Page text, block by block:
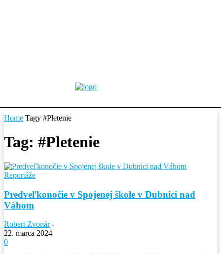
Home Tagy #Pletenie
Tag: #Pletenie
Reportáže
Predveľkonočie v Spojenej škole v Dubnici nad
Váhom
Robert Zvonár -
22. marca 2024
0